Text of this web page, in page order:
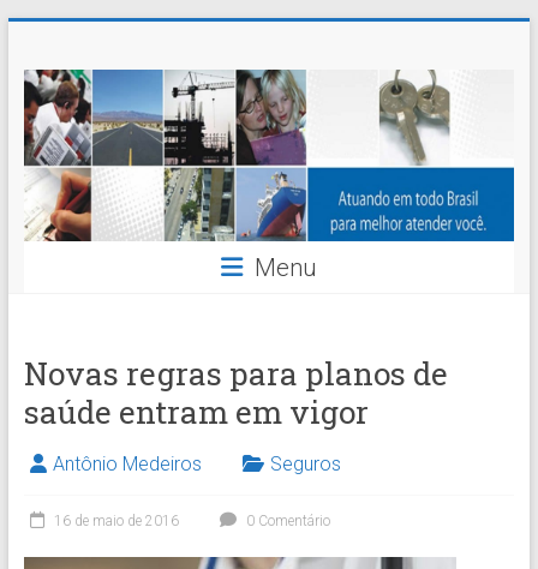
content
Nossaseg
Administração
e
Corretagem
de
Ltda.
Menu
Novas regras para planos de
saúde entram em vigor
Antônio Medeiros Seguros
16 de maio de 2016 0 Comentário